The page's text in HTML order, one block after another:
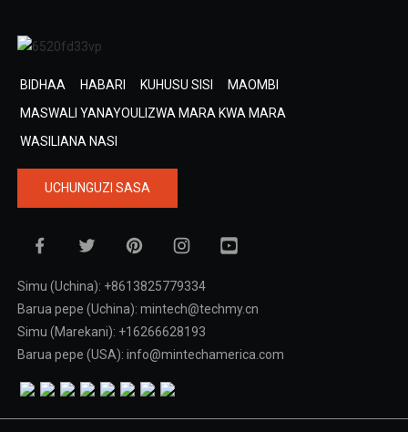
BIDHAA HABARI KUHUSU SISI
MAOMBI
MASWALI YANAYOULIZWA MARA KWA MARA
WASILIANA NASI
UCHUNGUZI SASA
Simu (Uchina): +8613825779334
Barua pepe (Uchina): mintech@techmy.cn
Simu (Marekani): +16266628193
Barua pepe (USA): info@mintechamerica.com